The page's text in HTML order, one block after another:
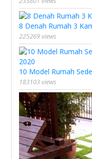
8 Denah Rumah 3
225269 views
10 Model Rumah
183103 views